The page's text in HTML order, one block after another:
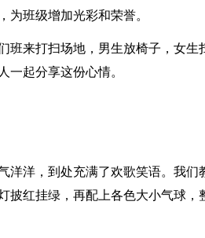
为班级增加光彩和荣誉。
班来打扫场地，男生放椅子，女生
一起分享这份心情。
洋洋，到处充满了欢歌笑语。我们
披红挂绿，再配上各色大小气球，